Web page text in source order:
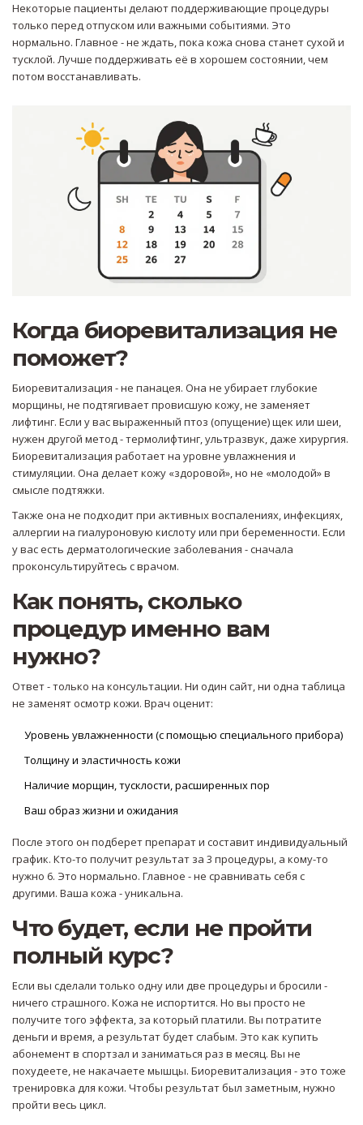
Некоторые пациенты делают поддерживающие процедуры
только перед отпуском или важными событиями. Это
нормально. Главное - не ждать, пока кожа снова станет сухой и
тусклой. Лучше поддерживать её в хорошем состоянии, чем
потом восстанавливать.
Когда биоревитализация не
поможет?
Биоревитализация - не панацея. Она не убирает глубокие
морщины, не подтягивает провисшую кожу, не заменяет
лифтинг. Если у вас выраженный птоз (опущение) щек или шеи,
нужен другой метод - термолифтинг, ультразвук, даже хирургия.
Биоревитализация работает на уровне увлажнения и
стимуляции. Она делает кожу «здоровой», но не «молодой» в
смысле подтяжки.
Также она не подходит при активных воспалениях, инфекциях,
аллергии на гиалуроновую кислоту или при беременности. Если
у вас есть дерматологические заболевания - сначала
проконсультируйтесь с врачом.
Как понять, сколько
процедур именно вам
нужно?
Ответ - только на консультации. Ни один сайт, ни одна таблица
не заменят осмотр кожи. Врач оценит:
Уровень увлажненности (с помощью специального прибора)
Толщину и эластичность кожи
Наличие морщин, тусклости, расширенных пор
Ваш образ жизни и ожидания
После этого он подберет препарат и составит индивидуальный
график. Кто-то получит результат за 3 процедуры, а кому-то
нужно 6. Это нормально. Главное - не сравнивать себя с
другими. Ваша кожа - уникальна.
Что будет, если не пройти
полный курс?
Если вы сделали только одну или две процедуры и бросили -
ничего страшного. Кожа не испортится. Но вы просто не
получите того эффекта, за который платили. Вы потратите
деньги и время, а результат будет слабым. Это как купить
абонемент в спортзал и заниматься раз в месяц. Вы не
похудеете, не накачаете мышцы. Биоревитализация - это тоже
тренировка для кожи. Чтобы результат был заметным, нужно
пройти весь цикл.